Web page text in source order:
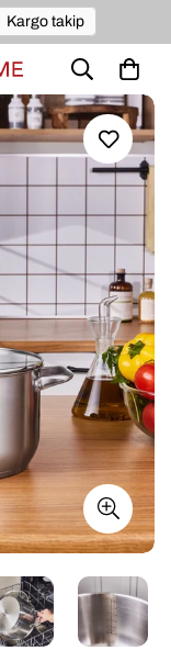
Kargo takip